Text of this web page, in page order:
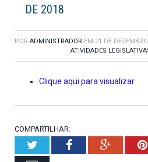
DE 2018
POR ADMINISTRADOR EM 21 DE
ATIVIDADES
Clique aqui para visualizar
COMPARTILHAR:
TwitterFacebookGoogle+